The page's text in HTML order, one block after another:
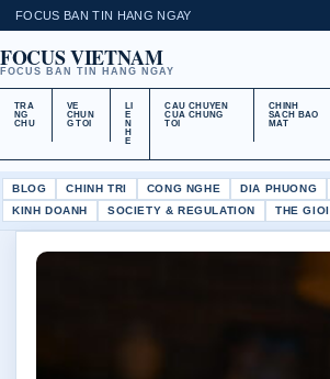
FOCUS BAN TIN HANG NGAY
FOCUS VIETNAM
FOCUS BAN TIN HANG NGAY
TRA
NG
CHU
VE
CHUN
G TOI
LI
E
N
H
E
CAU CHUYEN
CUA CHUNG
TOI
CHINH
SACH BAO
MAT
BLOG CHINH TRI CONG NGHE DIA PHUONG
KINH DOANH
SOCIETY & REGULATION THE GIOI